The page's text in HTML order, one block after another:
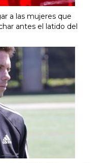
a las mujeres que
antes el latido del